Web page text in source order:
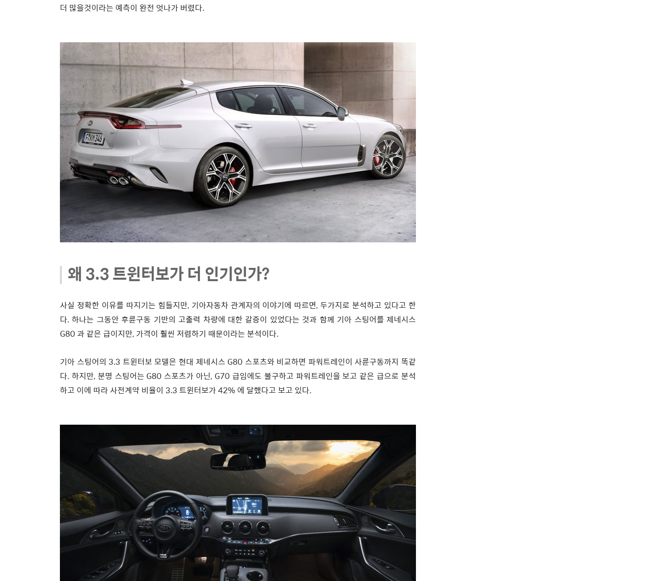
더 많을것이라는 예측이 완전 엇나가 버렸다.
왜 3.3 트윈터보가 더 인기인가?
사실 정확한 이유를 따지기는 힘들지만, 기아자동차 관계자의 이야기에 따르면, 두가지로 분석하고 있다고 한
다. 하나는 그동안 후륜구동 기반의 고출력 차량에 대한 갈증이 있었다는 것과 함께 기아 스팅어를 제네시스
G80 과 같은 급이지만, 가격이 훨씬 저렴하기 때문이라는 분석이다.
기아 스팅어의 3.3 트윈터보 모델은 현대 제네시스 G80 스포츠와 비교하면 파워트레인이 사륜구동까지 똑같
다. 하지만, 분명 스팅어는 G80 스포츠가 아닌, G70 급임에도 불구하고 파워트레인을 보고 같은 급으로 분석
하고 이에 따라 사전계약 비율이 3.3 트윈터보가 42% 에 달했다고 보고 있다.